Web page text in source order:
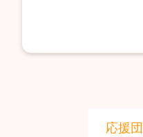
応援